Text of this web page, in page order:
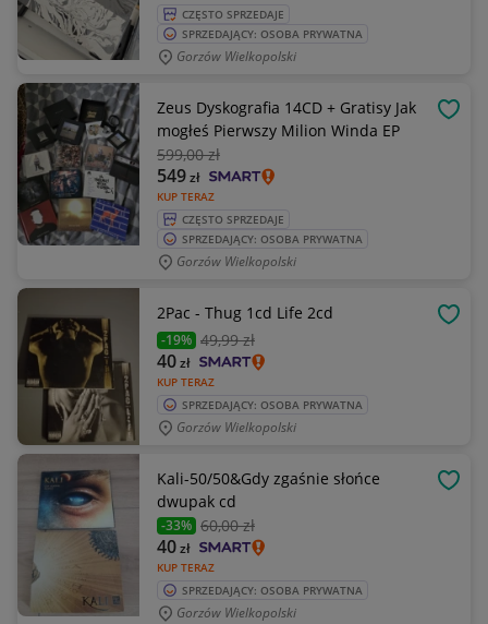
CZĘSTO SPRZEDAJE
SPRZEDAJĄCY: OSOBA PRYWATNA
Gorzów Wielkopolski
Zeus Dyskografia 14CD + Gratisy Jak
mogłeś Pierwszy Milion Winda EP
599,00 zł
KUP TERAZ
549zł
CZĘSTO SPRZEDAJE
SPRZEDAJĄCY: OSOBA PRYWATNA
Gorzów Wielkopolski
2Pac - Thug 1cd Life 2cd
-19% 49,99 zł
KUP TERAZ
40zł
SPRZEDAJĄCY: OSOBA PRYWATNA
Gorzów Wielkopolski
Kali-50/50&Gdy zgaśnie słońce
dwupak cd
-33% 60,00 zł
KUP TERAZ
40zł
SPRZEDAJĄCY: OSOBA PRYWATNA
Gorzów Wielkopolski